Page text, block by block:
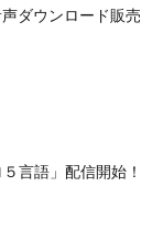
ダウンロード販売
言語」配信開始！